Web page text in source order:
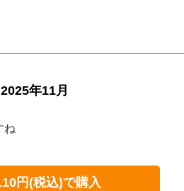
2025年11月
ね
円(税込)で購入